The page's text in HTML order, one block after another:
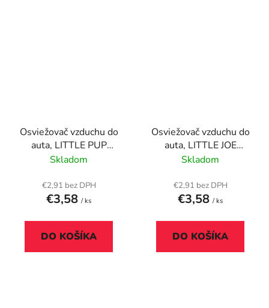
Osviežovač vzduchu do
auta, LITTLE PUP
"Vanilla Pup-sation",
Skladom
€2,91 bez DPH
€3,58 / ks
DO KOŠÍKA
Osviežovač vzduchu do
auta, LITTLE JOE
"Amber", červený
Skladom
€2,91 bez DPH
€3,58 / ks
DO KOŠÍKA